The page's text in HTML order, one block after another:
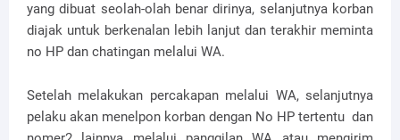
yang dibuat seolah-olah benar dirinya, selanjutnya korban
diajak untuk berkenalan lebih lanjut dan terakhir meminta
no HP dan chatingan melalui WA.
Setelah melakukan percakapan melalui WA, selanjutnya
pelaku akan menelpon korban dengan No HP tertentu dan